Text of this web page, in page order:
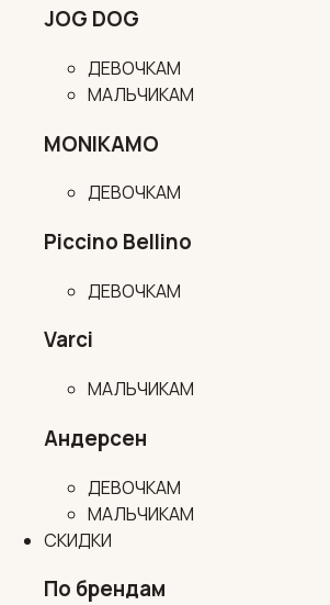
JOG DOG
ДЕВОЧКАМ
МАЛЬЧИКАМ
MONIKAMO
ДЕВОЧКАМ
Piccino Bellino
ДЕВОЧКАМ
Varci
МАЛЬЧИКАМ
Андерсен
ДЕВОЧКАМ
МАЛЬЧИКАМ
СКИДКИ
По брендам